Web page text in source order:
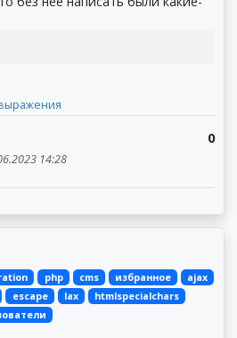
0
14:28
php cms избранное
ajax
escape lax
htmlspecialchars